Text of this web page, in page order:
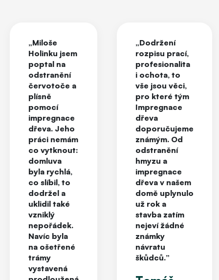
„Miloše
Holinku jsem
poptal na
odstranění
červotoče a
plísně
pomocí
impregnace
dřeva. Jeho
práci nemám
co vytknout:
domluva
byla rychlá,
co slíbil, to
dodržel a
uklidil také
vzniklý
nepořádek.
Navíc byla
na ošetřené
trámy
vystavená
„Dodržení
rozpisu prací,
profesionalita
i ochota, to
vše jsou věci,
pro které tým
Impregnace
dřeva
doporučujeme
známým. Od
odstranění
hmyzu a
impregnace
dřeva v našem
domě uplynulo
už rok a
stavba zatím
nejeví žádné
známky
návratu
škůdců.”